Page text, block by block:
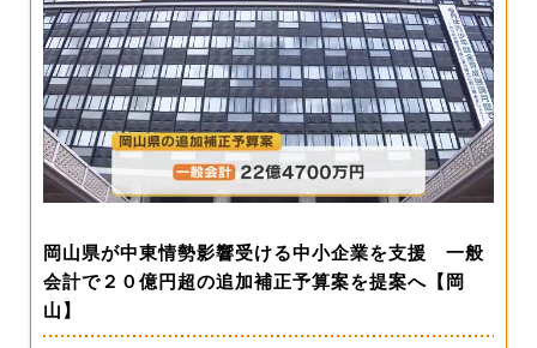
岡山県が中東情勢影響受ける中小企業を支援 一般
会計で２０億円超の追加補正予算案を提案へ【岡
山】